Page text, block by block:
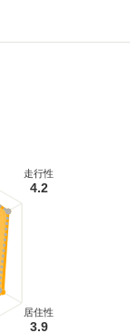
は一片のかげり
250ps）と
様となる2Lの
加えられた4輪
電動スーパーハ
走行性
4.2
居住性
3.9